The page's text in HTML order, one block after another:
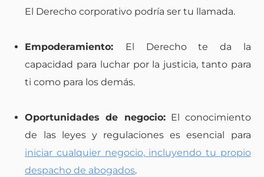
El Derecho corporativo podría ser tu llamada.
Empoderamiento: El Derecho te da la
capacidad para luchar por la justicia, tanto para
ti como para los demás.
Oportunidades de negocio:El conocimiento
de las leyes y regulaciones es esencial para
iniciar cualquier negocio, incluyendo tu propio
despacho de abogados.